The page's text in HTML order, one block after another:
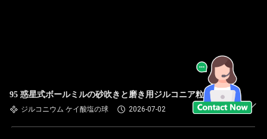
95 惑星式ボールミルの砂吹きと磨き用ジルコニア粒
ジルコニウム ケイ酸塩の球 2026-07-02